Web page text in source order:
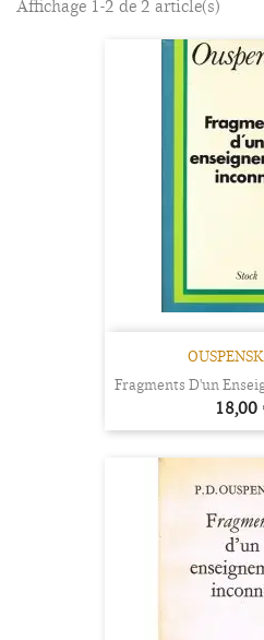
Affichage 1-2 de 2 article(s)
Fragments D'un
Prix
18,00